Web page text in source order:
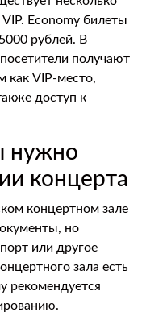
Economy билеты
рублей. В
получают
как VIP-место,
доступ к
нужно
концерта
концертном зале
но
или другое
зала есть
рекомендуется